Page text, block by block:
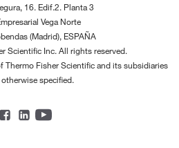
16. Edif.2. Planta 3
Vega Norte
(Madrid), ESPAÑA
Scientific Inc. All rights reserved.
Thermo Fisher Scientific and its subsidiaries
specified.